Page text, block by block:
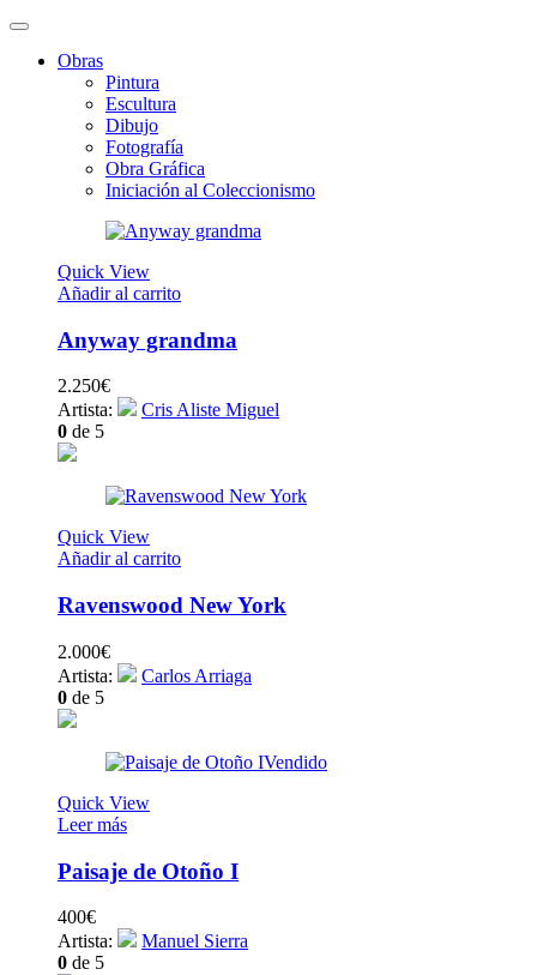
Obras
Pintura
Escultura
Dibujo
Fotografía
Obra Gráfica
Iniciación al Coleccionismo
Quick View
Añadir al carrito
Anyway grandma
2.250€
Artista:
Cris Aliste Miguel
0 de 5
Quick View
Añadir al carrito
Ravenswood New York
2.000€
Artista:
Carlos Arriaga
0 de 5
Vendido
Quick View
Leer más
Paisaje de Otoño I
400€
Artista:
Manuel Sierra
0 de 5